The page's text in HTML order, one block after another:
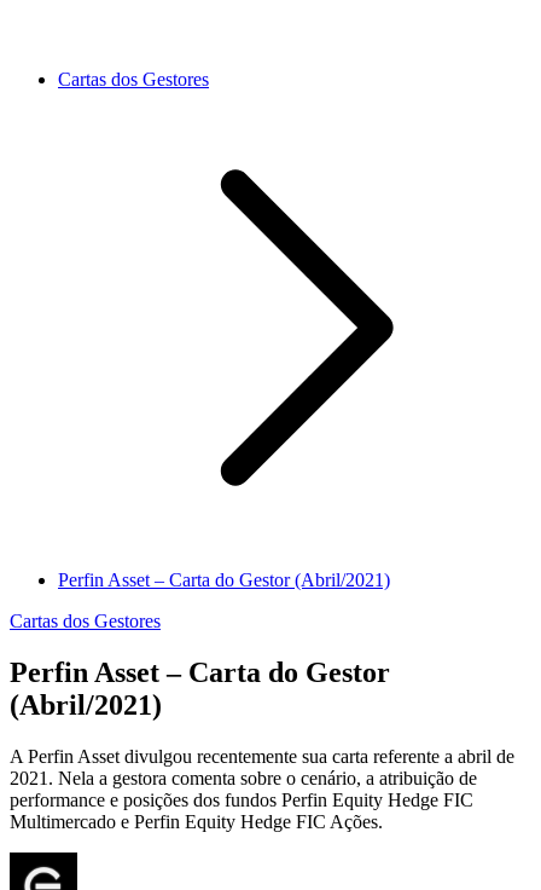
Cartas dos Gestores
Perfin Asset – Carta do Gestor (Abril/2021)
Cartas dos Gestores
Perfin Asset – Carta do Gestor
(Abril/2021)
A Perfin Asset divulgou recentemente sua carta referente a abril de
2021. Nela a gestora comenta sobre o cenário, a atribuição de
performance e posições dos fundos Perfin Equity Hedge FIC
Multimercado e Perfin Equity Hedge FIC Ações.